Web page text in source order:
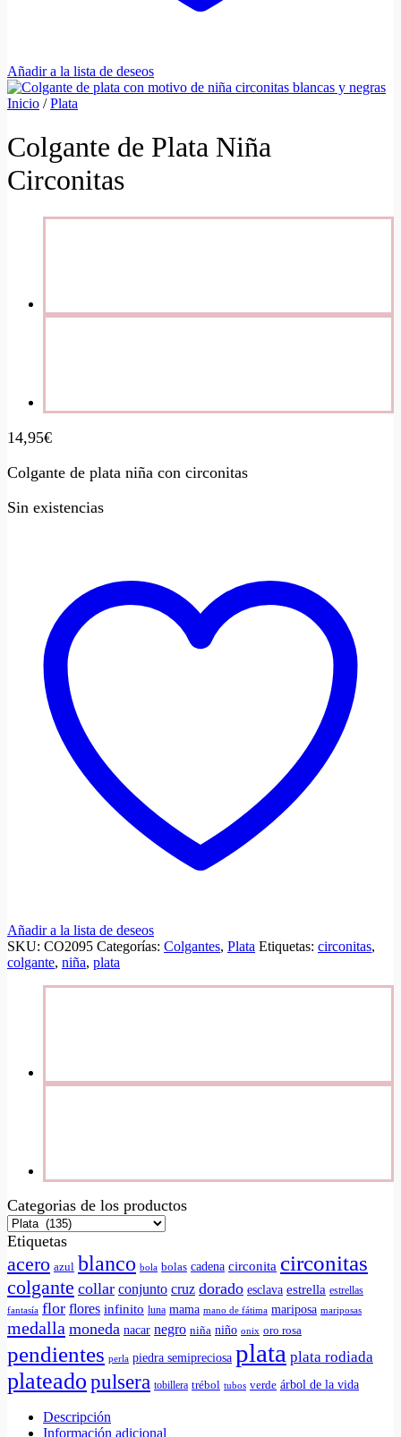
Añadir a la lista de deseos
Inicio / Plata
Colgante de Plata Niña
Circonitas
14,95€
Colgante de plata niña con circonitas
Sin existencias
Añadir a la lista de deseos
SKU: CO2095 Categorías: Colgantes, Plata Etiquetas: circonitas,
colgante, niña, plata
Categorias de los productos
Etiquetas
acero azul blanco bola bolas cadena circonita circonitas
colgante collar conjunto cruz dorado esclava estrella estrellas
fantasía flor flores infinito luna mama mano de fátima mariposa mariposas
medalla moneda nacar negro niña niño onix oro rosa
pendientes perla piedra semipreciosa plata plata rodiada
plateadopulsera tobillera trébol tubos verde árbol de la vida
Descripción
Información adicional